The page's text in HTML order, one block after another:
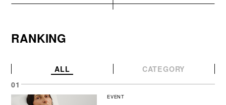
RANKING
ALL CATEGORY
EVENT